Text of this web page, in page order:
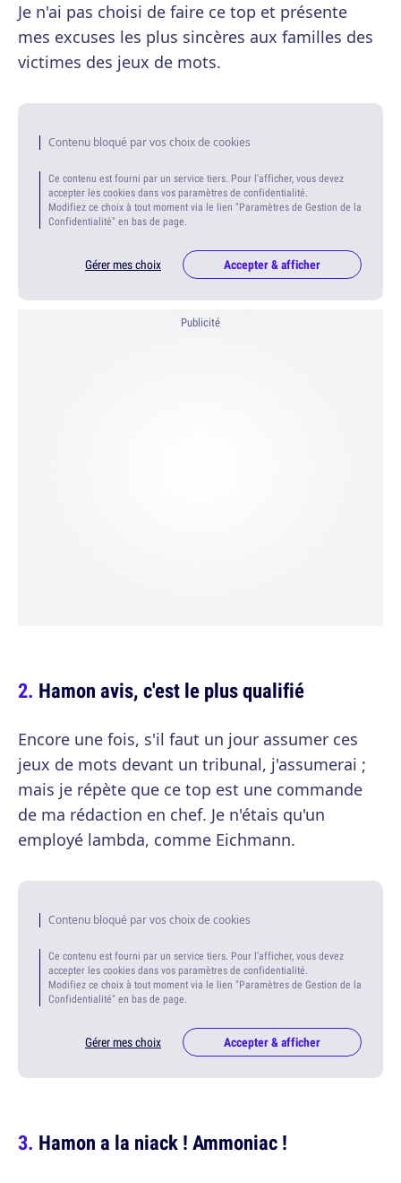
Je n'ai pas choisi de faire ce top et présente
mes excuses les plus sincères aux familles des
victimes des jeux de mots.
Contenu bloqué par vos choix de cookies
Ce contenu est fourni par un service tiers. Pour l'afficher, vous devez
accepter les cookies dans vos paramètres de confidentialité.
Modifiez ce choix à tout moment via le lien "Paramètres de Gestion de la
Confidentialité" en bas de page.
Gérer mes choix Accepter & afficher
Publicité
Hamon avis, c'est le plus qualifié
Encore une fois, s'il faut un jour assumer ces
jeux de mots devant un tribunal, j'assumerai ;
mais je répète que ce top est une commande
de ma rédaction en chef. Je n'étais qu'un
employé lambda, comme Eichmann.
Contenu bloqué par vos choix de cookies
Ce contenu est fourni par un service tiers. Pour l'afficher, vous devez
accepter les cookies dans vos paramètres de confidentialité.
Modifiez ce choix à tout moment via le lien "Paramètres de Gestion de la
Confidentialité" en bas de page.
Gérer mes choix Accepter & afficher
Hamon a la niack ! Ammoniac !